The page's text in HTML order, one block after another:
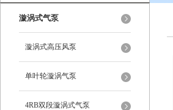
漩涡式气泵
漩涡式高压风泵
单叶轮漩涡气泵
4RB双段漩涡式气泵